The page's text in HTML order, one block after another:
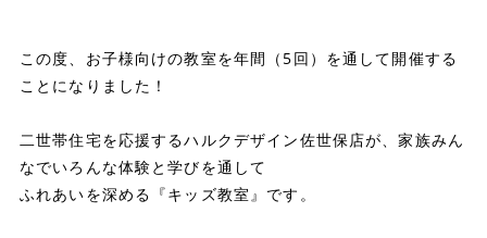
この度、お子様向けの教室を年間（5回）を通して開催する
ことになりました！
二世帯住宅を応援するハルクデザイン佐世保店が、家族みん
なでいろんな体験と学びを通して
ふれあいを深める『キッズ教室』です。